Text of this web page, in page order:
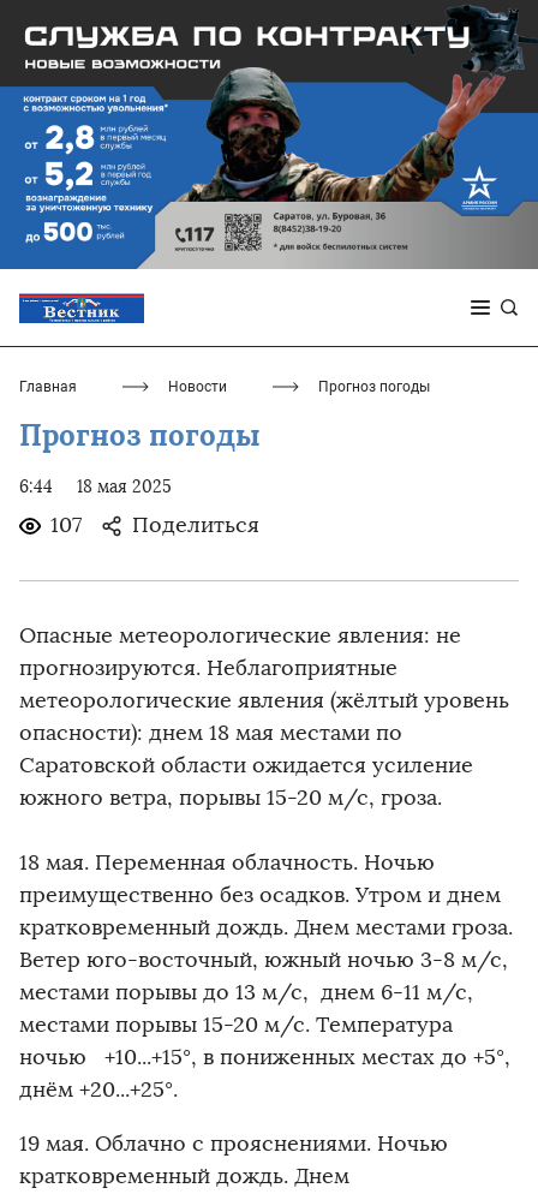
Главная Новости Прогноз погоды
Прогноз погоды
6:44 18 мая 2025
107 Поделиться
Опасные метеорологические явления: не
прогнозируются. ​​​​​​​Неблагоприятные
метеорологические явления (жёлтый уровень
опасности): днем 18 мая местами по
Саратовской области ожидается усиление
южного ветра, порывы 15-20 м/с, гроза.
18 мая. Переменная облачность. Ночью
преимущественно без осадков. Утром и днем
кратковременный дождь. Днем местами гроза.
Ветер юго-восточный, южный ночью 3-8 м/с,
местами порывы до 13 м/с, днем 6-11 м/с,
местами порывы 15-20 м/с. Температура
ночью +10...+15°, в пониженных местах до +5°,
днём +20...+25°.
19 мая. Облачно с прояснениями. Ночью
кратковременный дождь. Днем